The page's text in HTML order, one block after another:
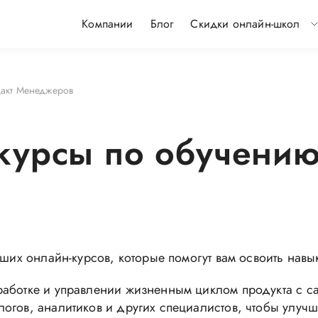
Компании Блог Скидки онлайн-школ
Менеджеров
по
онлайн-курсов, которые помогут вам освоить
и управлении жизненным циклом продукта с
аналитиков и других специалистов, чтобы